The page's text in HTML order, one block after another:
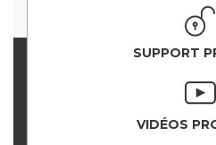
SUPPORT
VIDÉOS